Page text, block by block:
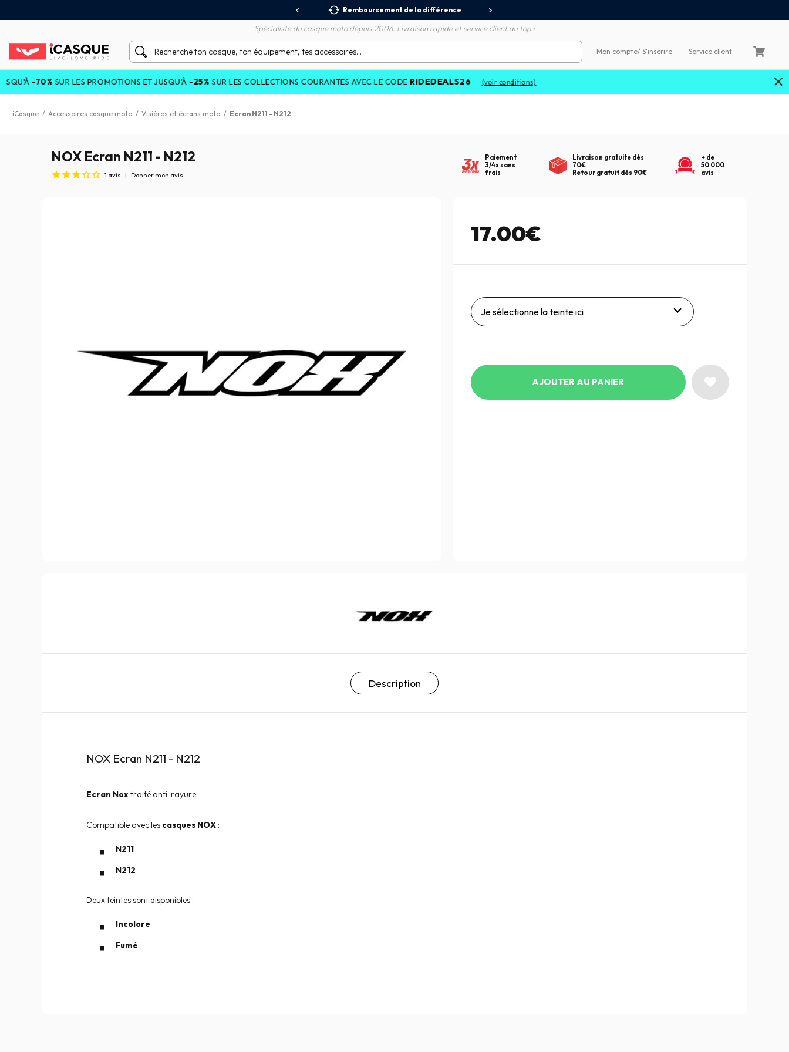
Remboursement de la différence
Spécialiste du casque moto depuis 2006. Livraison rapide et service client au top !
Mon compte/ S'inscrire Service client
-70%SUR LES PROMOTIONS ET JUSQU'À-25%SUR LES COLLECTIONS COURANTES AVEC LE CODERIDEDEALS26 (voir conditions)
iCasque / Accessoires casque moto / Visières et écrans moto / Ecran N211 - N212
NOX Ecran N211 - N212
1 avis | Donner mon avis
Paiement
3/4x sans
frais
Livraison gratuite dès
70€
Retour gratuit dès 90€
+ de
50 000
avis
17.00€
Je sélectionne la teinte ici
AJOUTER AU PANIER
Description
NOX Ecran N211 - N212
Ecran Noxtraité anti-rayure.
Compatible avec les casques NOX :
N211
N212
Deux teintes sont disponibles :
Incolore
Fumé